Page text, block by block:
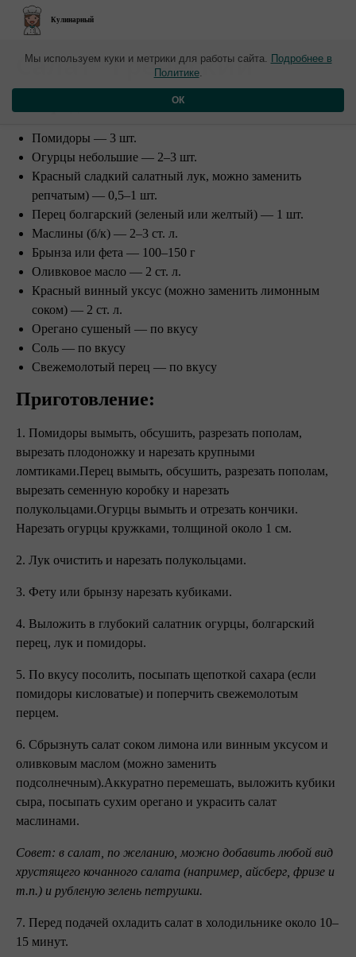
Кулинарный
​Салат "Греческий"
Помидоры — 3 шт.
Огурцы небольшие — 2–3 шт.
Красный сладкий салатный лук, можно заменить
репчатым) — 0,5–1 шт.
Перец болгарский (зеленый или желтый) — 1 шт.
Маслины (б/к) — 2–3 ст. л.
Брынза или фета — 100–150 г
Оливковое масло — 2 ст. л.
Красный винный уксус (можно заменить лимонным
соком) — 2 ст. л.
Орегано сушеный — по вкусу
Соль — по вкусу
Свежемолотый перец — по вкусу
Приготовление:
1. Помидоры вымыть, обсушить, разрезать пополам,
вырезать плодоножку и нарезать крупными
ломтиками.Перец вымыть, обсушить, разрезать пополам,
вырезать семенную коробку и нарезать
полукольцами.Огурцы вымыть и отрезать кончики.
Нарезать огурцы кружками, толщиной около 1 см.
2. Лук очистить и нарезать полукольцами.
3. Фету или брынзу нарезать кубиками.
4. Выложить в глубокий салатник огурцы, болгарский
перец, лук и помидоры.
5. По вкусу посолить, посыпать щепоткой сахара (если
помидоры кисловатые) и поперчить свежемолотым
перцем.
6. Сбрызнуть салат соком лимона или винным уксусом и
оливковым маслом (можно заменить
подсолнечным).Аккуратно перемешать, выложить кубики
сыра, посыпать сухим орегано и украсить салат
маслинами.
Совет: в салат, по желанию, можно добавить любой вид
хрустящего кочанного салата (например, айсберг, фризе и
т.п.) и рубленую зелень петрушки.
7. Перед подачей охладить салат в холодильнике около 10–
15 минут.
Мы используем куки и метрики для работы сайта. Подробнее в
Политике.
ОК